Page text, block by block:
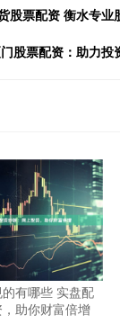
股票配资 衡水专
股票配资：助力
有哪些 实盘配
助你财富倍增